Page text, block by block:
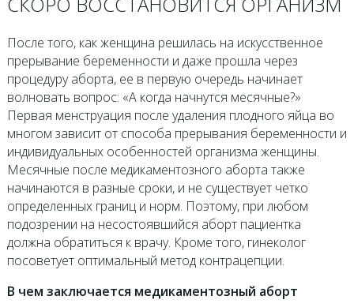
После того, как женщина решилась на искусственное
прерывание беременности и даже прошла через
процедуру аборта, ее в первую очередь начинает
волновать вопрос: «А когда начнутся месячные?»
Первая менструация после удаления плодного яйца во
многом зависит от способа прерывания беременности и
индивидуальных особенностей организма женщины.
Месячные после медикаментозного аборта также
начинаются в разные сроки, и не существует четко
определенных границ и норм. Поэтому, при любом
подозрении на несостоявшийся аборт пациентка
должна обратиться к врачу. Кроме того, гинеколог
посоветует оптимальный метод контрацепции.
В чем заключается медикаментозный аборт